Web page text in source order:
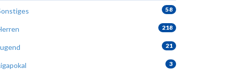
58
218
21
3